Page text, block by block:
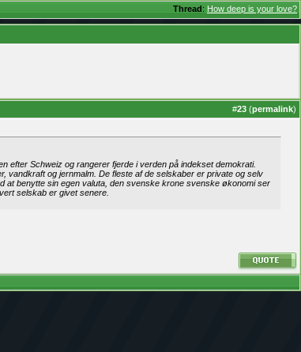
Thread: How deep is your love?
#23 (permalink)
efter Schweiz og rangerer fjerde i verden på indekset demokrati.
og jernmalm. De fleste af de selskaber er private og selv
at benytte sin egen valuta, den svenske krone svenske økonomi ser
selskab er givet senere.